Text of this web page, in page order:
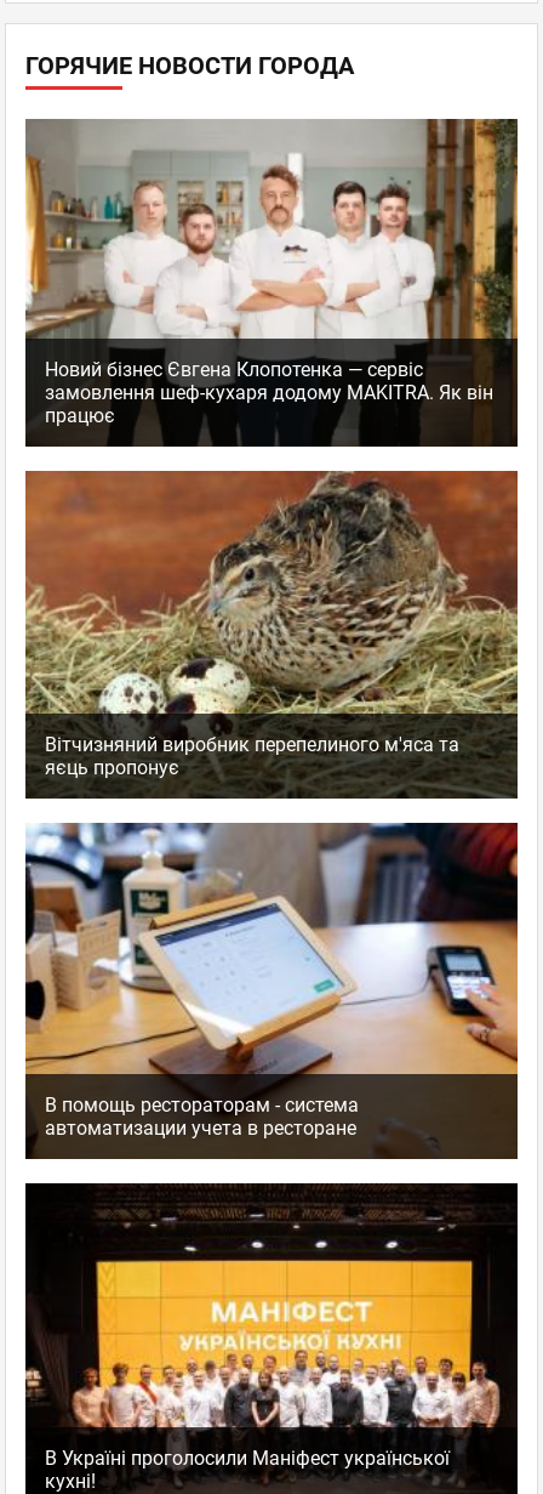
ГОРЯЧИЕ НОВОСТИ ГОРОДА
Новий бізнес Євгена Клопотенка — сервіс
замовлення шеф-кухаря додому MAKITRA. Як він
працює
Вітчизняний виробник перепелиного м'яса та
яєць пропонує
В помощь рестораторам - система
автоматизации учета в ресторане
В Україні проголосили Маніфест української
кухні!